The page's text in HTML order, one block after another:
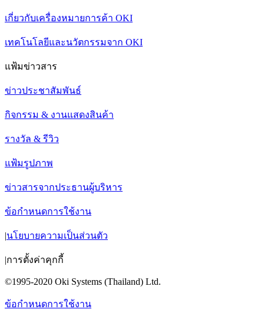
เกี่ยวกับเครื่องหมายการค้า OKI
เทคโนโลยีและนวัตกรรมจาก OKI
แฟ้มข่าวสาร
ข่าวประชาสัมพันธ์
กิจกรรม & งานแสดงสินค้า
รางวัล & รีวิว
แฟ้มรูปภาพ
ข่าวสารจากประธานผู้บริหาร
ข้อกำหนดการใช้งาน
|นโยบายความเป็นส่วนตัว
|การตั้งค่าคุกกี้
©1995-2020 Oki Systems (Thailand) Ltd.
ข้อกำหนดการใช้งาน